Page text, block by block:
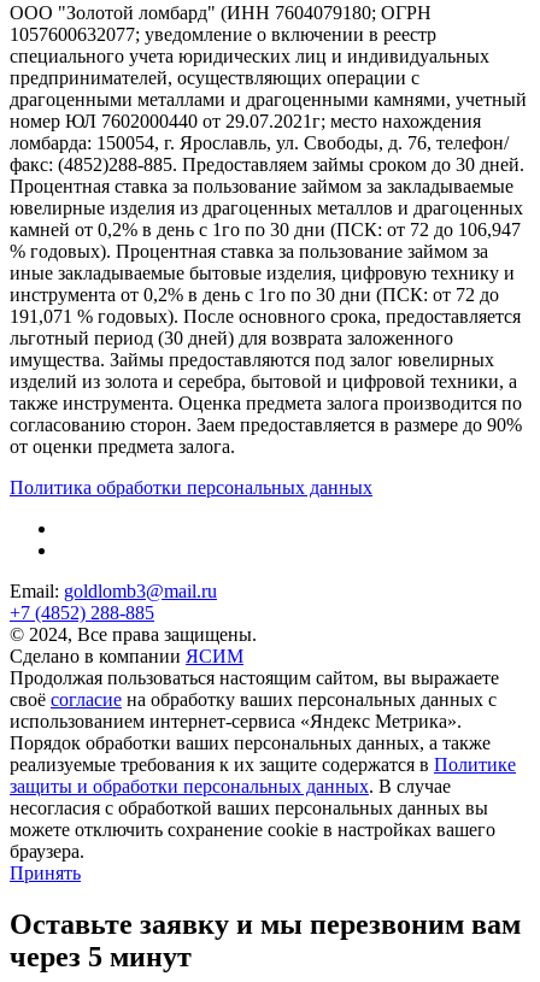
ООО "Золотой ломбард" (ИНН 7604079180; ОГРН
1057600632077; уведомление о включении в реестр
специального учета юридических лиц и индивидуальных
предпринимателей, осуществляющих операции с
драгоценными металлами и драгоценными камнями, учетный
номер ЮЛ 7602000440 от 29.07.2021г; место нахождения
ломбарда: 150054, г. Ярославль, ул. Свободы, д. 76, телефон/
факс: (4852)288-885. Предоставляем займы сроком до 30 дней.
Процентная ставка за пользование займом за закладываемые
ювелирные изделия из драгоценных металлов и драгоценных
камней от 0,2% в день с 1го по 30 дни (ПСК: от 72 до 106,947
% годовых). Процентная ставка за пользование займом за
иные закладываемые бытовые изделия, цифровую технику и
инструмента от 0,2% в день с 1го по 30 дни (ПСК: от 72 до
191,071 % годовых). После основного срока, предоставляется
льготный период (30 дней) для возврата заложенного
имущества. Займы предоставляются под залог ювелирных
изделий из золота и серебра, бытовой и цифровой техники, а
также инструмента. Оценка предмета залога производится по
согласованию сторон. Заем предоставляется в размере до 90%
от оценки предмета залога.
Политика обработки персональных данных
Email: goldlomb3@mail.ru
+7 (4852) 288-885
© 2024, Все права защищены.
Сделано в компании ЯСИМ
Продолжая пользоваться настоящим сайтом, вы выражаете
своё согласие на обработку ваших персональных данных с
использованием интернет-сервиса «Яндекс Метрика».
Порядок обработки ваших персональных данных, а также
реализуемые требования к их защите содержатся в Политике
защиты и обработки персональных данных. В случае
несогласия с обработкой ваших персональных данных вы
можете отключить сохранение cookie в настройках вашего
браузера.
Принять
Оставьте заявку и мы перезвоним вам
через 5 минут